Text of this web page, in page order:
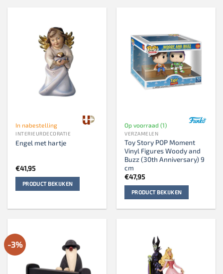
In nabestelling
INTERIEURDECORATIE
Engel met hartje
€41,95
PRODUCT BEKIJKEN
Op voorraad (1)
VERZAMELEN
Toy Story POP Moment
Vinyl Figures Woody and
Buzz (30th Anniversary) 9
cm
€47,95
PRODUCT BEKIJKEN
-3%